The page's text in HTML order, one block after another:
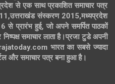
से एक साथ प्रकाशित समाचार पत्र
संस्करण 2015,मध्यप्रदेश
प्रारंभ हुई, जो अपने समर्पित पाठकों
समाचार लाता है।प्रजा टुडे अपनी
भारत का सबसे ज्यादा
और समाचार पत्र बना हुआ है।